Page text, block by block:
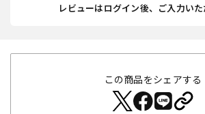
レビューはログイン後、ご入力いた
この商品をシェアする